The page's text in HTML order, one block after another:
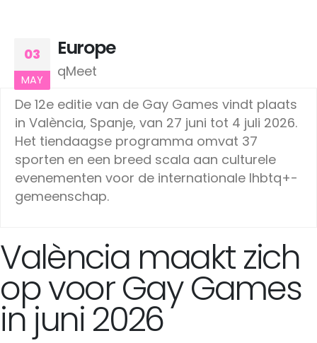
03
MAY
Europe
qMeet
De 12e editie van de Gay Games vindt plaats
in València, Spanje, van 27 juni tot 4 juli 2026.
Het tiendaagse programma omvat 37
sporten en een breed scala aan culturele
evenementen voor de internationale lhbtq+-
gemeenschap.
València maakt zich
op voor Gay Games
in juni 2026